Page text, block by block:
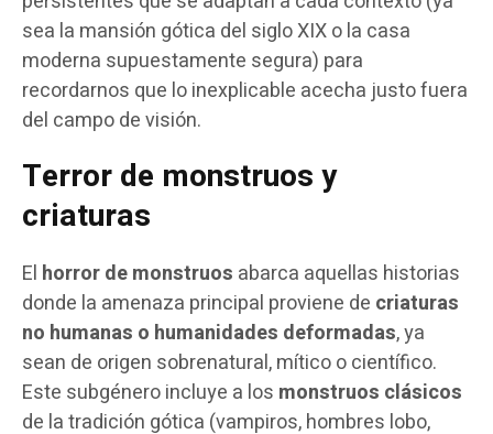
sea la mansión gótica del siglo XIX o la casa
moderna supuestamente segura) para
recordarnos que lo inexplicable acecha justo fuera
del campo de visión.
Terror de monstruos y
criaturas
El horror de monstruos abarca aquellas historias
donde la amenaza principal proviene de criaturas
no humanas o humanidades deformadas, ya
sean de origen sobrenatural, mítico o científico.
Este subgénero incluye a los monstruos clásicos
de la tradición gótica (vampiros, hombres lobo,